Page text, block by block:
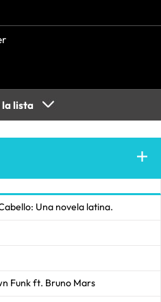
lista
Una novela latina.
Funk ft. Bruno Mars